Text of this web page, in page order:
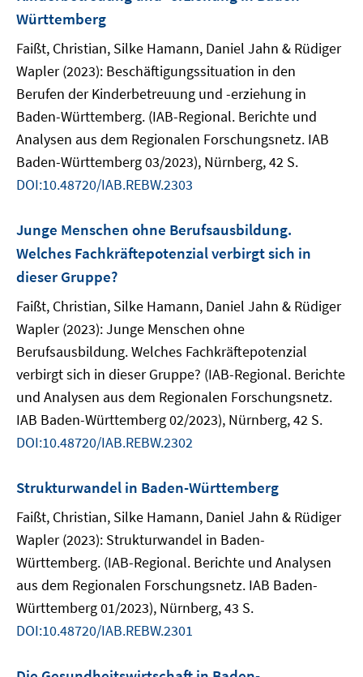
Württemberg
Faißt, Christian, Silke Hamann, Daniel Jahn & Rüdiger
Wapler (2023): Beschäftigungssituation in den
Berufen der Kinderbetreuung und -erziehung in
Baden-Württemberg. (IAB-Regional. Berichte und
Analysen aus dem Regionalen Forschungsnetz. IAB
Baden-Württemberg 03/2023), Nürnberg, 42 S.
DOI:10.48720/IAB.REBW.2303
Junge Menschen ohne Berufsausbildung.
Welches Fachkräftepotenzial verbirgt sich in
dieser Gruppe?
Faißt, Christian, Silke Hamann, Daniel Jahn & Rüdiger
Wapler (2023): Junge Menschen ohne
Berufsausbildung. Welches Fachkräftepotenzial
verbirgt sich in dieser Gruppe? (IAB-Regional. Berichte
und Analysen aus dem Regionalen Forschungsnetz.
IAB Baden-Württemberg 02/2023), Nürnberg, 42 S.
DOI:10.48720/IAB.REBW.2302
Strukturwandel in Baden-Württemberg
Faißt, Christian, Silke Hamann, Daniel Jahn & Rüdiger
Wapler (2023): Strukturwandel in Baden-
Württemberg. (IAB-Regional. Berichte und Analysen
aus dem Regionalen Forschungsnetz. IAB Baden-
Württemberg 01/2023), Nürnberg, 43 S.
DOI:10.48720/IAB.REBW.2301